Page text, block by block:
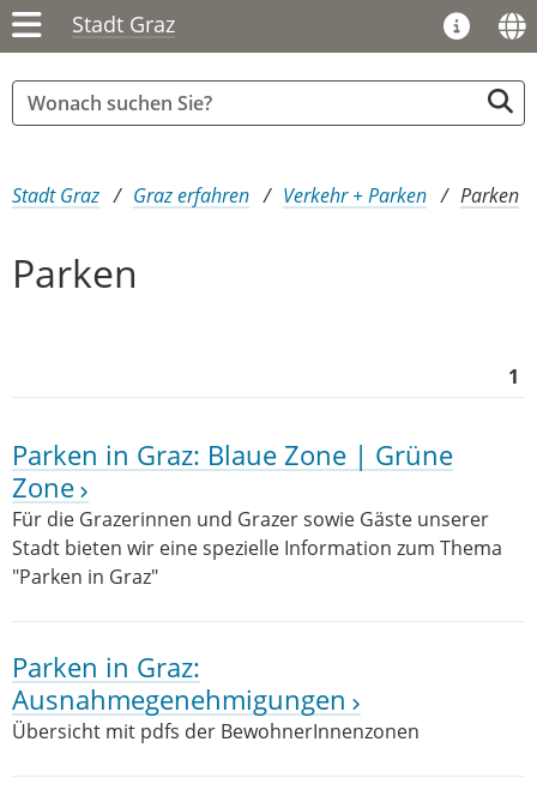
Stadt Graz
Sie sind hier:
Stadt Graz Graz erfahren Verkehr + Parken Parken
Parken
1
Parken in Graz: Blaue Zone | Grüne
Zone
Für die Grazerinnen und Grazer sowie Gäste unserer
Stadt bieten wir eine spezielle Information zum Thema
"Parken in Graz"
Parken in Graz:
Ausnahmegenehmigungen
Übersicht mit pdfs der BewohnerInnenzonen